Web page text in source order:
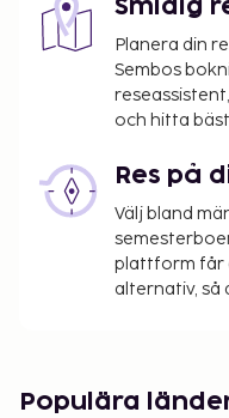
Smidig
Planera din
Sembos
och hitta
Res på
Välj bland
plattform får
alternativ, så
Populära